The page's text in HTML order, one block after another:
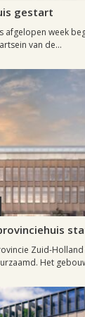
gestart
afgelopen week
van de...
Zuid-
Het